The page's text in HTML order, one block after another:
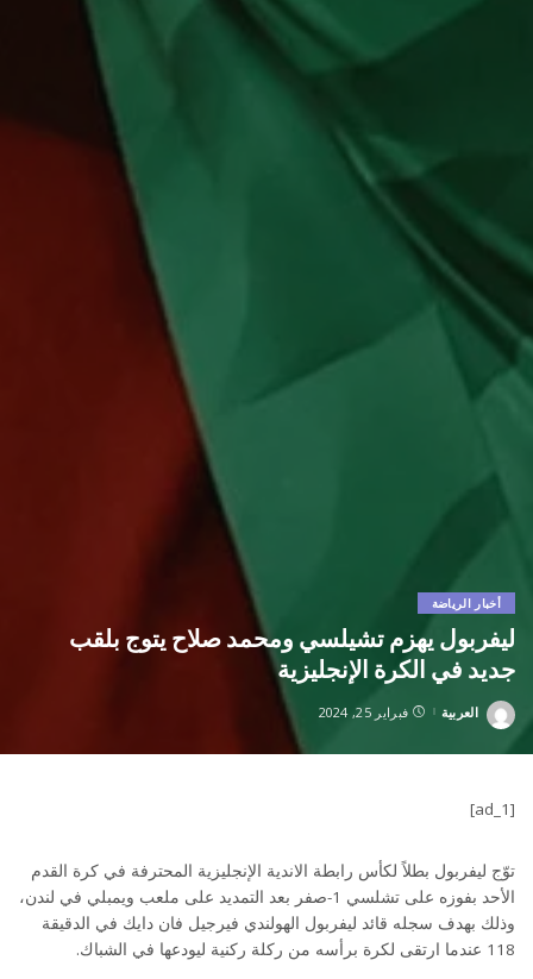
أخبار الرياضة
ليفربول يهزم تشيلسي ومحمد صلاح يتوج بلقب
جديد في الكرة الإنجليزية
Posted
العربية فبراير 25, 2024
[ad_1]
توّج ليفربول بطلاً لكأس رابطة الاندية الإنجليزية المحترفة في كرة القدم
الأحد بفوزه على تشلسي 1-صفر بعد التمديد على ملعب ويمبلي في لندن،
وذلك بهدف سجله قائد ليفربول الهولندي فيرجيل فان دايك في الدقيقة
118 عندما ارتقى لكرة برأسه من ركلة ركنية ليودعها في الشباك.